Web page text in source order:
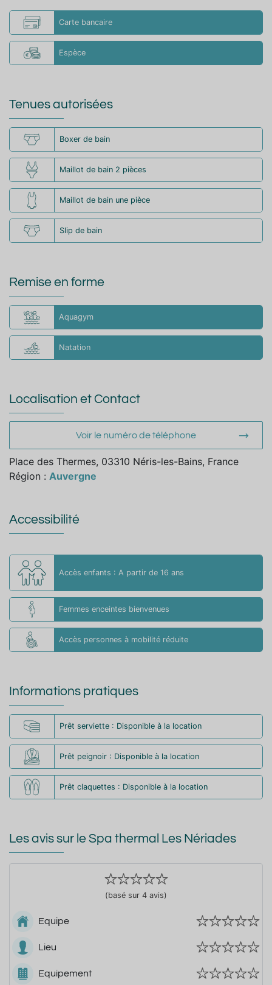
Carte bancaire
Espèce
Tenues autorisées
Boxer de bain
Maillot de bain 2 pièces
Maillot de bain une pièce
Slip de bain
Remise en forme
Aquagym
Natation
Localisation et Contact
Voir le numéro de téléphone
Place des Thermes, 03310 Néris-les-Bains, France
Région : Auvergne
Accessibilité
Accès enfants : A partir de 16 ans
Femmes enceintes bienvenues
Accès personnes à mobilité réduite
Informations pratiques
Prêt serviette : Disponible à la location
Prêt peignoir : Disponible à la location
Prêt claquettes : Disponible à la location
Les avis sur le Spa thermal Les Nériades
(basé sur 4 avis)
Equipe
Lieu
Equipement